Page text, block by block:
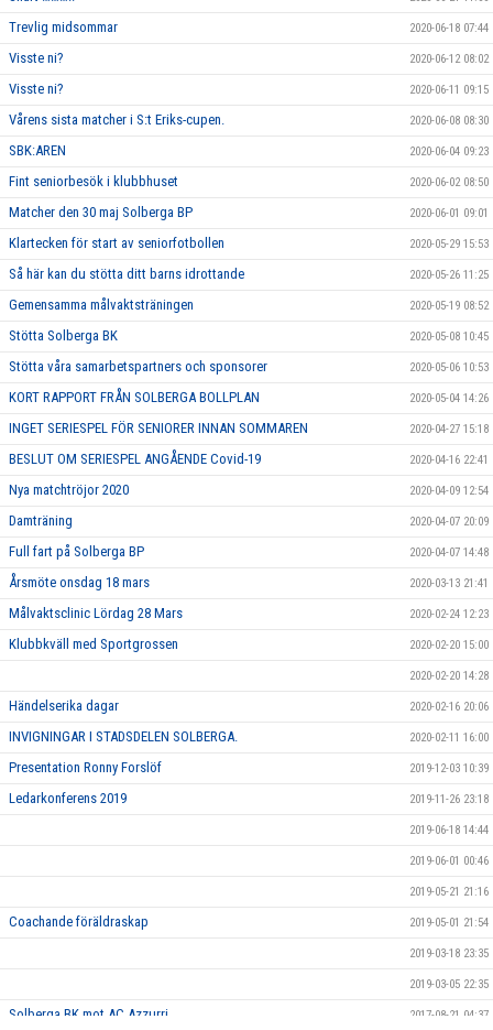
Trevlig midsommar 2020-06-18 07:44
Visste ni? 2020-06-12 08:02
Visste ni? 2020-06-11 09:15
Vårens sista matcher i S:t Eriks-cupen. 2020-06-08 08:30
SBK:AREN 2020-06-04 09:23
Fint seniorbesök i klubbhuset 2020-06-02 08:50
Matcher den 30 maj Solberga BP 2020-06-01 09:01
Klartecken för start av seniorfotbollen 2020-05-29 15:53
Så här kan du stötta ditt barns idrottande 2020-05-26 11:25
Gemensamma målvaktsträningen 2020-05-19 08:52
Stötta Solberga BK 2020-05-08 10:45
Stötta våra samarbetspartners och sponsorer 2020-05-06 10:53
KORT RAPPORT FRÅN SOLBERGA BOLLPLAN 2020-05-04 14:26
INGET SERIESPEL FÖR SENIORER INNAN SOMMAREN 2020-04-27 15:18
BESLUT OM SERIESPEL ANGÅENDE Covid-19 2020-04-16 22:41
Nya matchtröjor 2020 2020-04-09 12:54
Damträning 2020-04-07 20:09
Full fart på Solberga BP 2020-04-07 14:48
Årsmöte onsdag 18 mars 2020-03-13 21:41
Målvaktsclinic Lördag 28 Mars 2020-02-24 12:23
Klubbkväll med Sportgrossen 2020-02-20 15:00
2020-02-20 14:28
Händelserika dagar 2020-02-16 20:06
INVIGNINGAR I STADSDELEN SOLBERGA. 2020-02-11 16:00
Presentation Ronny Forslöf 2019-12-03 10:39
Ledarkonferens 2019 2019-11-26 23:18
2019-06-18 14:44
2019-06-01 00:46
2019-05-21 21:16
Coachande föräldraskap 2019-05-01 21:54
2019-03-18 23:35
2019-03-05 22:35
Solberga BK mot AC Azzurri 2017-08-21 04:37